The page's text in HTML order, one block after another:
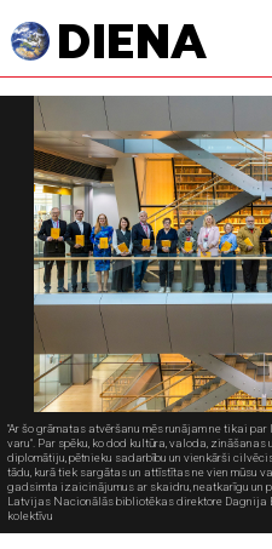
"Ar šo grāmatas atvēršanu mēs runājam ne tikai
varu". Par spēku, ko dod kultūra, valoda,
diplomātiju, pētnieku sadarbību un vienkārši
tādu, kurā tiek sargātas un attīstītas ne vien mūsu
gadsimta izaicinājumus ar skaidru, neatkarīgu un
Latvijas Nacionālās bibliotēkas direktore Dagnija
kolektīvu